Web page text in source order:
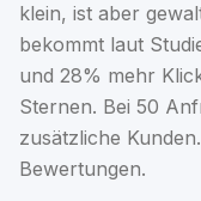
klein, ist aber
bekommt laut
und 28% mehr
Sternen. Bei 50
zusätzliche
Bewertungen.